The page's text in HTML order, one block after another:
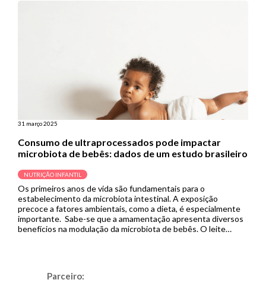
31 março 2025
Consumo de ultraprocessados pode impactar
microbiota de bebês: dados de um estudo brasileiro
NUTRIÇÃO INFANTIL
Os primeiros anos de vida são fundamentais para o
estabelecimento da microbiota intestinal. A exposição
precoce a fatores ambientais, como a dieta, é especialmente
importante. Sabe-se que a amamentação apresenta diversos
benefícios na modulação da microbiota de bebês. O leite
Parceiro: